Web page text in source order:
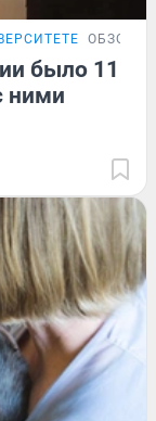
ОБЗОР
было 11
ними